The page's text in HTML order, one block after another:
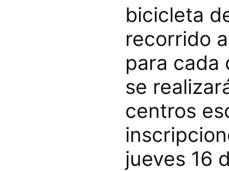
bicicleta
recorrido
para cada
se
centros
jueves 16